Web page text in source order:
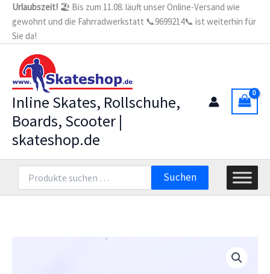
Zum
Inhalt
springen
Urlaubszeit! 🏖️ Bis zum 11.08. läuft unser Online-Versand wie
gewohnt und die Fahrradwerkstatt 📞9699214📞 ist weiterhin für
Sie da!
Inline Skates, Rollschuhe,
Boards, Scooter |
skateshop.de
nach:
Suchen
608
(16er
Set)
Menge